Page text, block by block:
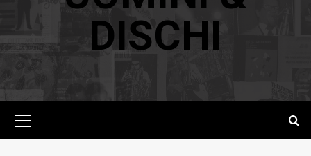
DISCHI
principale